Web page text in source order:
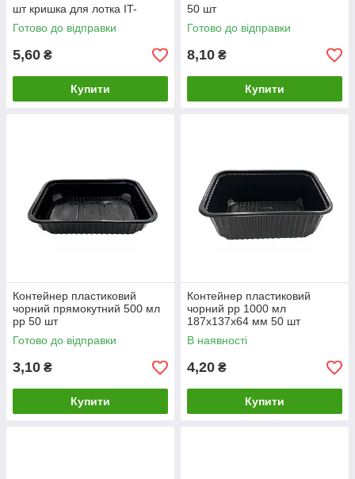
шт кришка для лотка IT-
3260B
Готово до відправки
5,60 ₴
Купити
50 шт
Готово до відправки
8,10 ₴
Купити
Контейнер пластиковий
чорний прямокутний 500 мл
рр 50 шт
Готово до відправки
3,10 ₴
Купити
Контейнер пластиковий
чорний рр 1000 мл
187х137х64 мм 50 шт
В наявності
4,20 ₴
Купити